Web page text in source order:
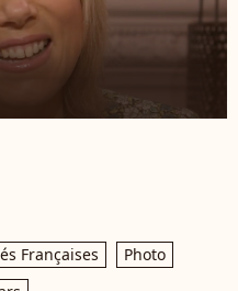
Françaises
Photo